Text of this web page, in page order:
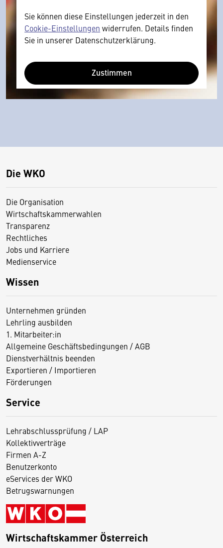
Sie können diese Einstellungen jederzeit in den
Cookie-Einstellungen widerrufen. Details finden
Sie in unserer Datenschutzerklärung.
Zustimmen
Die WKO
Die Organisation
Wirtschaftskammerwahlen
Transparenz
Rechtliches
Jobs und Karriere
Medienservice
Wissen
Unternehmen gründen
Lehrling ausbilden
1. Mitarbeiter:in
Allgemeine Geschäftsbedingungen / AGB
Dienstverhältnis beenden
Exportieren / Importieren
Förderungen
Service
Lehrabschlussprüfung / LAP
Kollektivverträge
Firmen A-Z
Benutzerkonto
eServices der WKO
Betrugswarnungen
Wirtschaftskammer Österreich